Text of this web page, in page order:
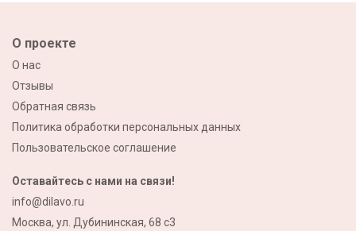
О проекте
О нас
Отзывы
Обратная связь
Политика обработки персональных данных
Пользовательское соглашение
Оставайтесь с нами на связи!
info@dilavo.ru
Москва, ул. Дубининская, 68 с3